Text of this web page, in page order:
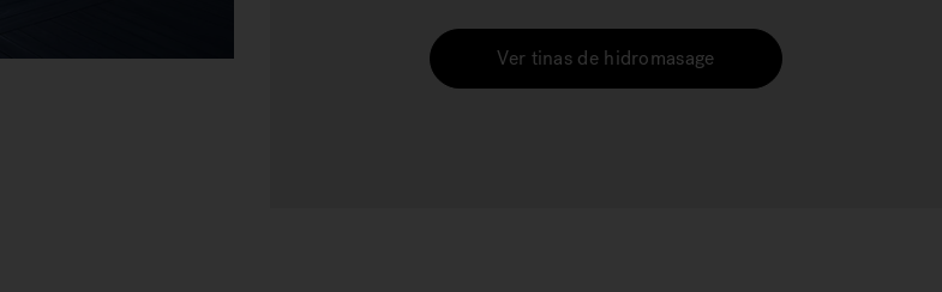
Ver tinas de hidromasage